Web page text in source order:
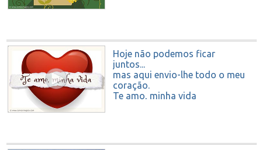
Hoje não podemos ficar
juntos...
mas aqui envio-lhe todo o meu
coração.
Te amo, minha vida